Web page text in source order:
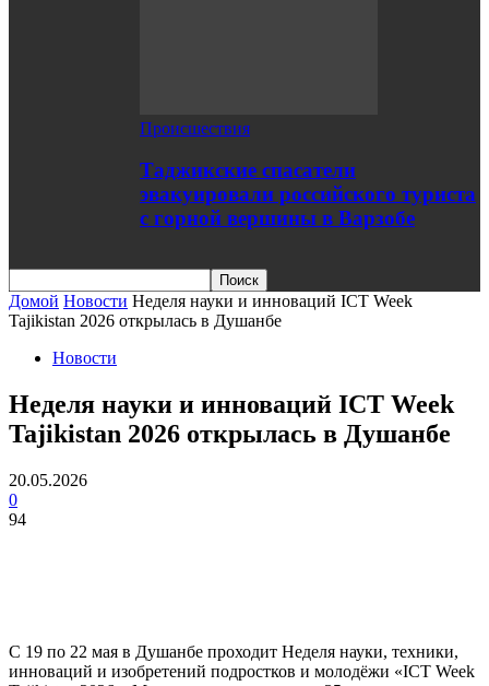
Происшествия
Таджикские спасатели
эвакуировали российского туриста
с горной вершины в Варзобе
Домой Новости Неделя науки и инноваций ICT Week
Tajikistan 2026 открылась в Душанбе
Новости
Неделя науки и инноваций ICT Week
Tajikistan 2026 открылась в Душанбе
20.05.2026
0
94
С 19 по 22 мая в Душанбе проходит Неделя науки, техники,
инноваций и изобретений подростков и молодёжи «ICT Week